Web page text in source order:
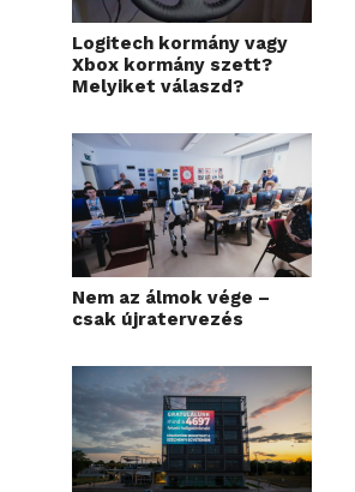
Logitech kormány vagy
Xbox kormány szett?
Melyiket válaszd?
Nem az álmok vége –
csak újratervezés